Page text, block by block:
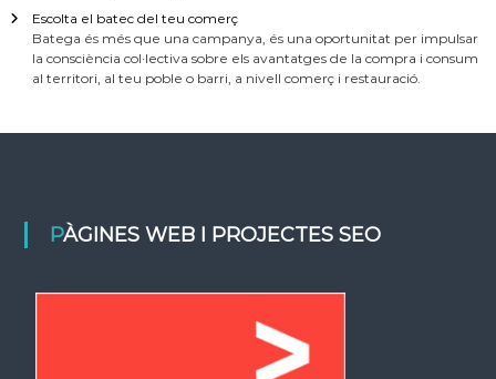
Escolta el batec del teu comerç
Batega és més que una campanya, és una oportunitat per impulsar
la consciència col·lectiva sobre els avantatges de la compra i consum
al territori, al teu poble o barri, a nivell comerç i restauració.
PÀGINES WEB I PROJECTES SEO